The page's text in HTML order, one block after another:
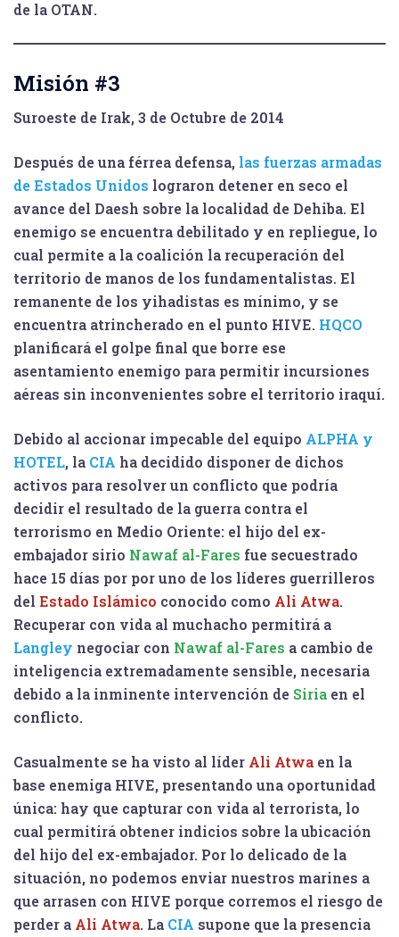
de la OTAN.
Misión #3
Suroeste de Irak, 3 de Octubre de 2014
Después de una férrea defensa, las fuerzas armadas
de Estados Unidos lograron detener en seco el
avance del Daesh sobre la localidad de Dehiba. El
enemigo se encuentra debilitado y en repliegue, lo
cual permite a la coalición la recuperación del
territorio de manos de los fundamentalistas. El
remanente de los yihadistas es mínimo, y se
encuentra atrincherado en el punto HIVE. HQCO
planificará el golpe final que borre ese
asentamiento enemigo para permitir incursiones
aéreas sin inconvenientes sobre el territorio iraquí.
Debido al accionar impecable del equipo ALPHA y
HOTEL, la CIA ha decidido disponer de dichos
activos para resolver un conflicto que podría
decidir el resultado de la guerra contra el
terrorismo en Medio Oriente: el hijo del ex-
embajador sirio Nawaf al-Fares fue secuestrado
hace 15 días por por uno de los líderes guerrilleros
del Estado Islámico conocido como Ali Atwa.
Recuperar con vida al muchacho permitirá a
Langley negociar con Nawaf al-Fares a cambio de
inteligencia extremadamente sensible, necesaria
debido a la inminente intervención de Siria en el
conflicto.
Casualmente se ha visto al líder Ali Atwa en la
base enemiga HIVE, presentando una oportunidad
única: hay que capturar con vida al terrorista, lo
cual permitirá obtener indicios sobre la ubicación
del hijo del ex-embajador. Por lo delicado de la
situación, no podemos enviar nuestros marines a
que arrasen con HIVE porque corremos el riesgo de
perder a Ali Atwa. La CIA supone que la presencia